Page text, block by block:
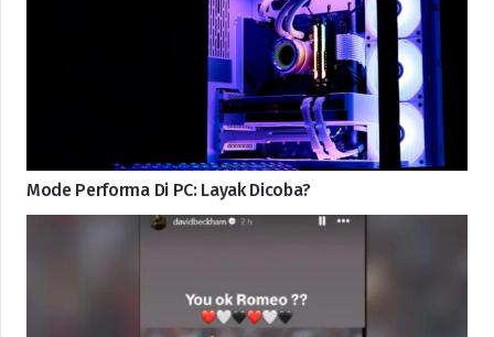
Mode Performa Di PC: Layak Dicoba?